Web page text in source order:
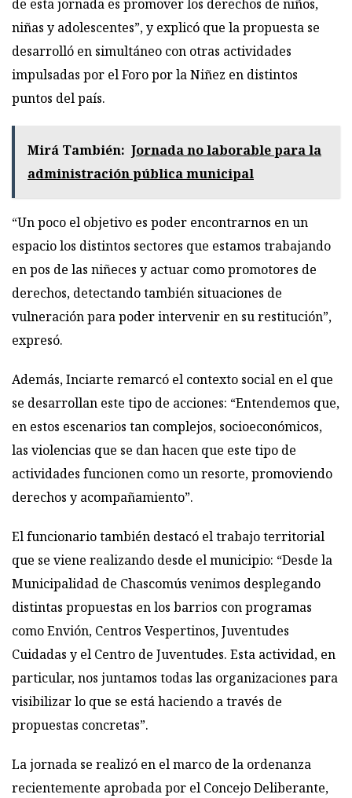
de esta jornada es promover los derechos de niños,
niñas y adolescentes”, y explicó que la propuesta se
desarrolló en simultáneo con otras actividades
impulsadas por el Foro por la Niñez en distintos
puntos del país.
Mirá También: Jornada no laborable para la
administración pública municipal
“Un poco el objetivo es poder encontrarnos en un
espacio los distintos sectores que estamos trabajando
en pos de las niñeces y actuar como promotores de
derechos, detectando también situaciones de
vulneración para poder intervenir en su restitución”,
expresó.
Además, Inciarte remarcó el contexto social en el que
se desarrollan este tipo de acciones: “Entendemos que,
en estos escenarios tan complejos, socioeconómicos,
las violencias que se dan hacen que este tipo de
actividades funcionen como un resorte, promoviendo
derechos y acompañamiento”.
El funcionario también destacó el trabajo territorial
que se viene realizando desde el municipio: “Desde la
Municipalidad de Chascomús venimos desplegando
distintas propuestas en los barrios con programas
como Envión, Centros Vespertinos, Juventudes
Cuidadas y el Centro de Juventudes. Esta actividad, en
particular, nos juntamos todas las organizaciones para
visibilizar lo que se está haciendo a través de
propuestas concretas”.
La jornada se realizó en el marco de la ordenanza
recientemente aprobada por el Concejo Deliberante,